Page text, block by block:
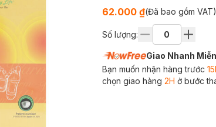
62.000 ₫(Đã bao gồm VAT)
Số lượng:
Giao Nhanh
Bạn muốn nhận hàng trước
chọn giao hàng 2H ở bước